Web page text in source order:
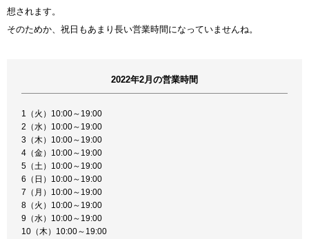
想されます。
そのためか、祝日もあまり長い営業時間になっていませんね。
2022年2月の営業時間
1（火）10:00～19:00
2（水）10:00～19:00
3（木）10:00～19:00
4（金）10:00～19:00
5（土）10:00～19:00
6（日）10:00～19:00
7（月）10:00～19:00
8（火）10:00～19:00
9（水）10:00～19:00
10（木）10:00～19:00